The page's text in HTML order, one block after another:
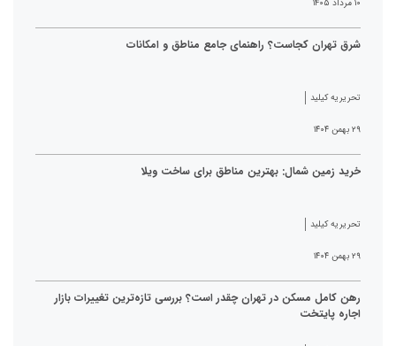
۱۰ مرداد ۱۴۰۵
شرق تهران کجاست؟ راهنمای جامع مناطق و امکانات
تحریریه کیلید
۲۹ بهمن ۱۴۰۴
خرید زمین شمال: بهترین مناطق برای ساخت ویلا
تحریریه کیلید
۲۹ بهمن ۱۴۰۴
رهن کامل مسکن در تهران چقدر است؟ بررسی تازه‌ترین تغییرات بازار
اجاره پایتخت